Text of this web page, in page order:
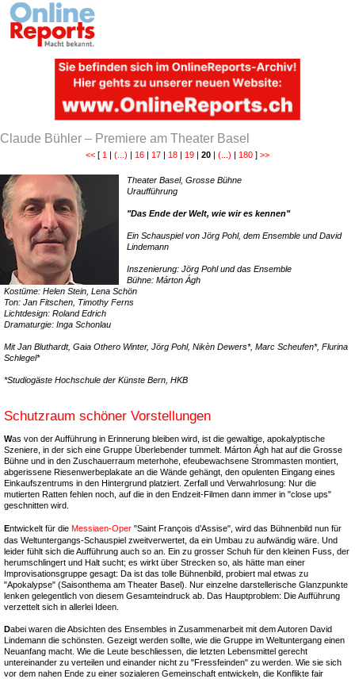
Claude Bühler – Premiere am Theater Basel
<< [ 1 | (...) | 16 | 17 | 18 | 19 | 20 | (...) | 180 ] >>
Theater Basel, Grosse Bühne
Uraufführung
"Das Ende der Welt, wie wir es kennen"
Ein Schauspiel von Jörg Pohl, dem Ensemble und David
Lindemann
Inszenierung: Jörg Pohl und das Ensemble
Bühne: Márton Ágh
Kostüme: Helen Stein, Lena Schön
Ton: Jan Fitschen, Timothy Ferns
Lichtdesign: Roland Edrich
Dramaturgie: Inga Schonlau
Mit Jan Bluthardt, Gaia Othero Winter, Jörg Pohl, Nikèn Dewers*, Marc Scheufen*, Flurina
Schlegel*
*Studiogäste Hochschule der Künste Bern, HKB
Schutzraum schöner Vorstellungen
Was von der Aufführung in Erinnerung bleiben wird, ist die gewaltige, apokalyptische
Szeniere, in der sich eine Gruppe Überlebender tummelt. Márton Ágh hat auf die Grosse
Bühne und in den Zuschauerraum meterhohe, efeubewachsene Strommasten montiert,
abgerissene Riesenwerbeplakate an die Wände gehängt, den opulenten Eingang eines
Einkaufszentrums in den Hintergrund platziert. Zerfall und Verwahrlosung: Nur die
mutierten Ratten fehlen noch, auf die in den Endzeit-Filmen dann immer in "close ups"
geschnitten wird.
Entwickelt für die Messiaen-Oper "Saint François d’Assise", wird das Bühnenbild nun für
das Weltuntergangs-Schauspiel zweitverwertet, da ein Umbau zu aufwändig wäre. Und
leider fühlt sich die Aufführung auch so an. Ein zu grosser Schuh für den kleinen Fuss, der
herumschlingert und Halt sucht; es wirkt über Strecken so, als hätte man einer
Improvisationsgruppe gesagt: Da ist das tolle Bühnenbild, probiert mal etwas zu
"Apokalypse" (Saisonthema am Theater Basel). Nur einzelne darstellerische Glanzpunkte
lenken gelegentlich von diesem Gesamteindruck ab. Das Hauptproblem: Die Aufführung
verzettelt sich in allerlei Ideen.
Dabei waren die Absichten des Ensembles in Zusammenarbeit mit dem Autoren David
Lindemann die schönsten. Gezeigt werden sollte, wie die Gruppe im Weltuntergang einen
Neuanfang macht. Wie die Leute beschliessen, die letzten Lebensmittel gerecht
untereinander zu verteilen und einander nicht zu "Fressfeinden" zu werden. Wie sie sich
vor dem nahen Ende zu einer sozialeren Gemeinschaft entwickeln, die Konflikte fair